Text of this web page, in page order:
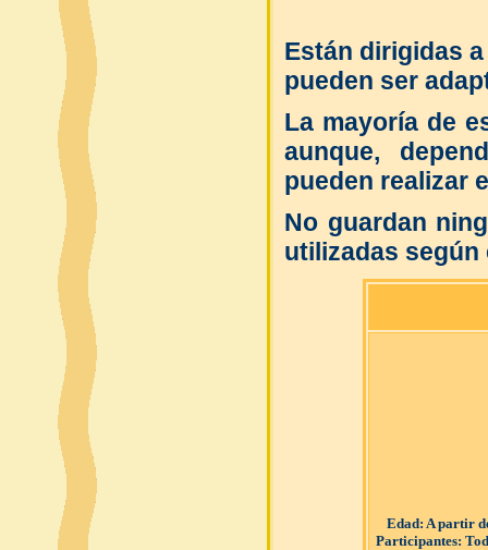
Están dirigidas
pueden ser
La mayoría de
aunque,
pueden realizar
No guardan
utilizadas según
Edad: A partir
Participantes: